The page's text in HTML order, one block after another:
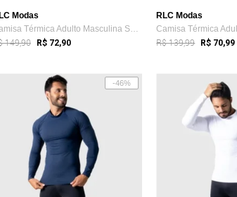
Modas
Camisa Térmica Adulto Masculina Segunda ...
149,90 R$ 72,90
RLC Modas
R$ 139,99 R$ 70,99
-46%